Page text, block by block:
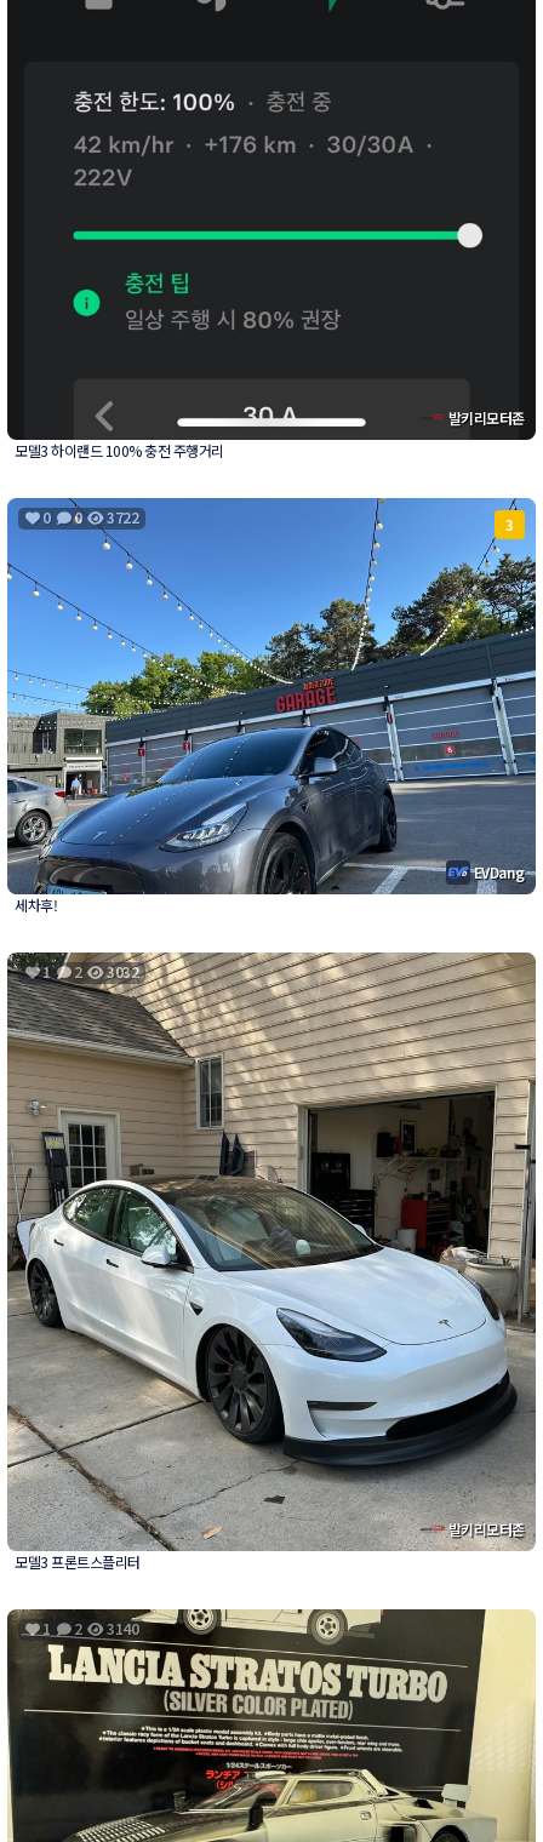
발키리모터존
모델3 하이랜드 100% 충전 주행거리
3
0 0 3722
EVDang
세차후!
1 2 3032
발키리모터존
모델3 프론트스플리터
1 2 3140